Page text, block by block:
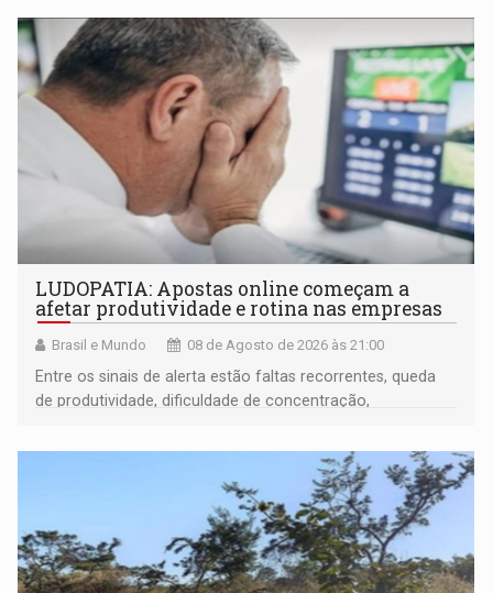
LUDOPATIA: Apostas online começam a
afetar produtividade e rotina nas empresas
Brasil e Mundo 08 de Agosto de 2026 às 21:00
Entre os sinais de alerta estão faltas recorrentes, queda
de produtividade, dificuldade de concentração,